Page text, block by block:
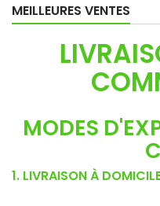
MEILLEURES VENTES
MODES
1. LIVRAISON À